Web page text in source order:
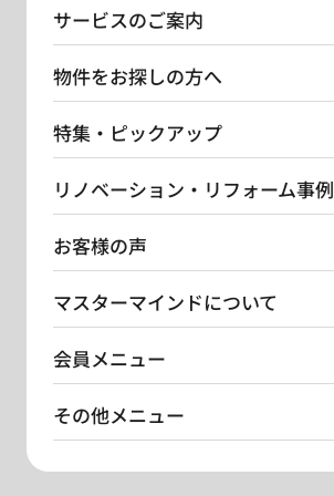
サービスのご案内
物件をお探しの方へ
特集・ピックアップ
リノベーション・リフォーム事例
お客様の声
マスターマインドについて
会員メニュー
その他メニュー